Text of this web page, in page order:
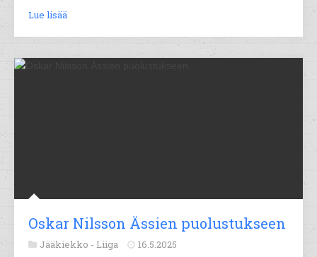
Lue lisää
Oskar Nilsson Ässien puolustukseen
Jääkiekko - Liiga 16.5.2025